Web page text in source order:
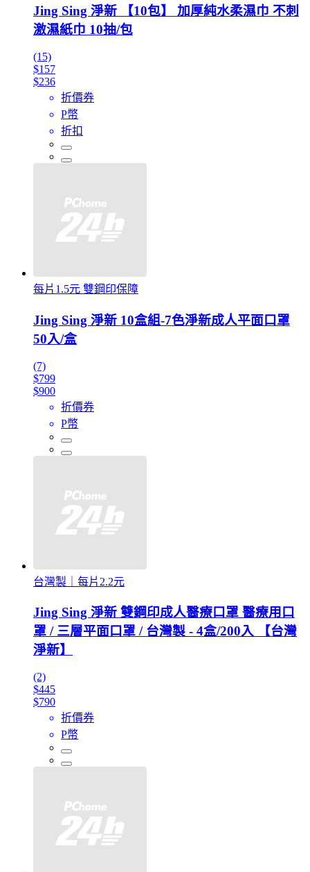
Jing Sing 淨新 【10包】 加厚純水柔濕巾 不刺
激濕紙巾 10抽/包
(15)
$157
$236
折價券
P幣
折扣
每片1.5元 雙鋼印保障
Jing Sing 淨新 10盒組-7色淨新成人平面口罩
50入/盒
(7)
$799
$900
折價券
P幣
台灣製｜每片2.2元
Jing Sing 淨新 雙鋼印成人醫療口罩 醫療用口
罩 / 三層平面口罩 / 台灣製 - 4盒/200入 【台灣
淨新】
(2)
$445
$790
折價券
P幣